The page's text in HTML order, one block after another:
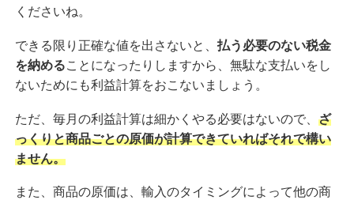
くださいね。
できる限り正確な値を出さないと、 払う必要のない税金
を納めることになったりしますから、無駄な支払いをし
ないためにも利益計算をおこないましょう。
ただ、毎月の利益計算は細かくやる必要はないので、 ざ
っくりと商品ごとの原価が計算できていればそれで構い
ません。
また、商品の原価は、輸入のタイミングによって他の商